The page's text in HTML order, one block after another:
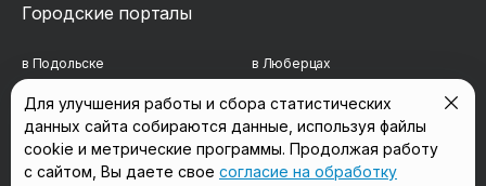
Городские порталы
в Подольске в Люберцах
в Мытищах в Красногорске
в Реутове в Королёве
в Балашихе в Домодедово
Для улучшения работы и сбора статистических
данных сайта собираются данные, используя файлы
cookie и метрические программы. Продолжая работу
с сайтом, Вы даете свое согласие на обработку